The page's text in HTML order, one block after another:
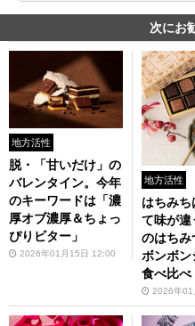
次にお
地方活性
脱・「甘いだけ」の
バレンタイン。今年
のキーワードは「濃
厚オブ濃厚＆ちょっ
ぴりビター」
2026年01月15日 12:00
地方活性
はちみち
て味が
のはちみ
ボンボン
食べ比べ
2026年01